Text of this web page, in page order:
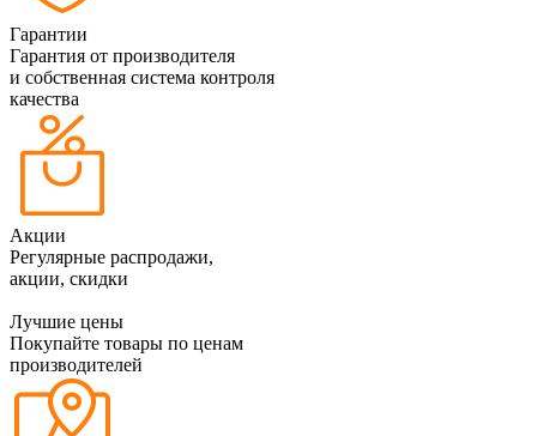
Гарантии
Гарантия от производителя
и собственная система контроля
качества
Акции
Регулярные распродажи,
акции, скидки
Лучшие цены
Покупайте товары по ценам
производителей